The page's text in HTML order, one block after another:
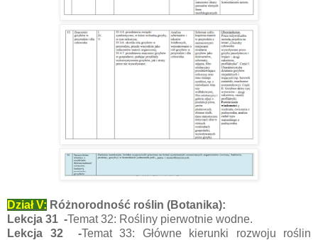
Dział V: Różnorodność roślin (Botanika):
Lekcja 31 -Temat 32: Rośliny pierwotnie wodne.
Lekcja 32 -Temat 33: Główne kierunki rozwoju roślin